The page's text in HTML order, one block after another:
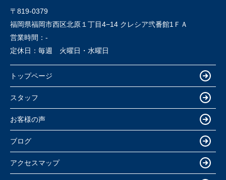
〒819-0379
福岡県福岡市西区北原１丁目4−14 クレシア弐番館1ＦＡ
営業時間： -
定休日： 毎週 火曜日・水曜日
トップページ
スタッフ
お客様の声
ブログ
アクセスマップ